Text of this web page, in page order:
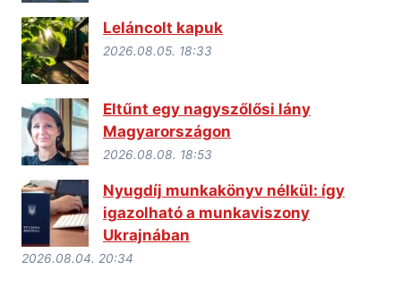
Leláncolt kapuk
2026.08.05. 18:33
Eltűnt egy nagyszőlősi lány
Magyarországon
2026.08.08. 18:53
Nyugdíj munkakönyv nélkül: így
igazolható a munkaviszony
Ukrajnában
2026.08.04. 20:34